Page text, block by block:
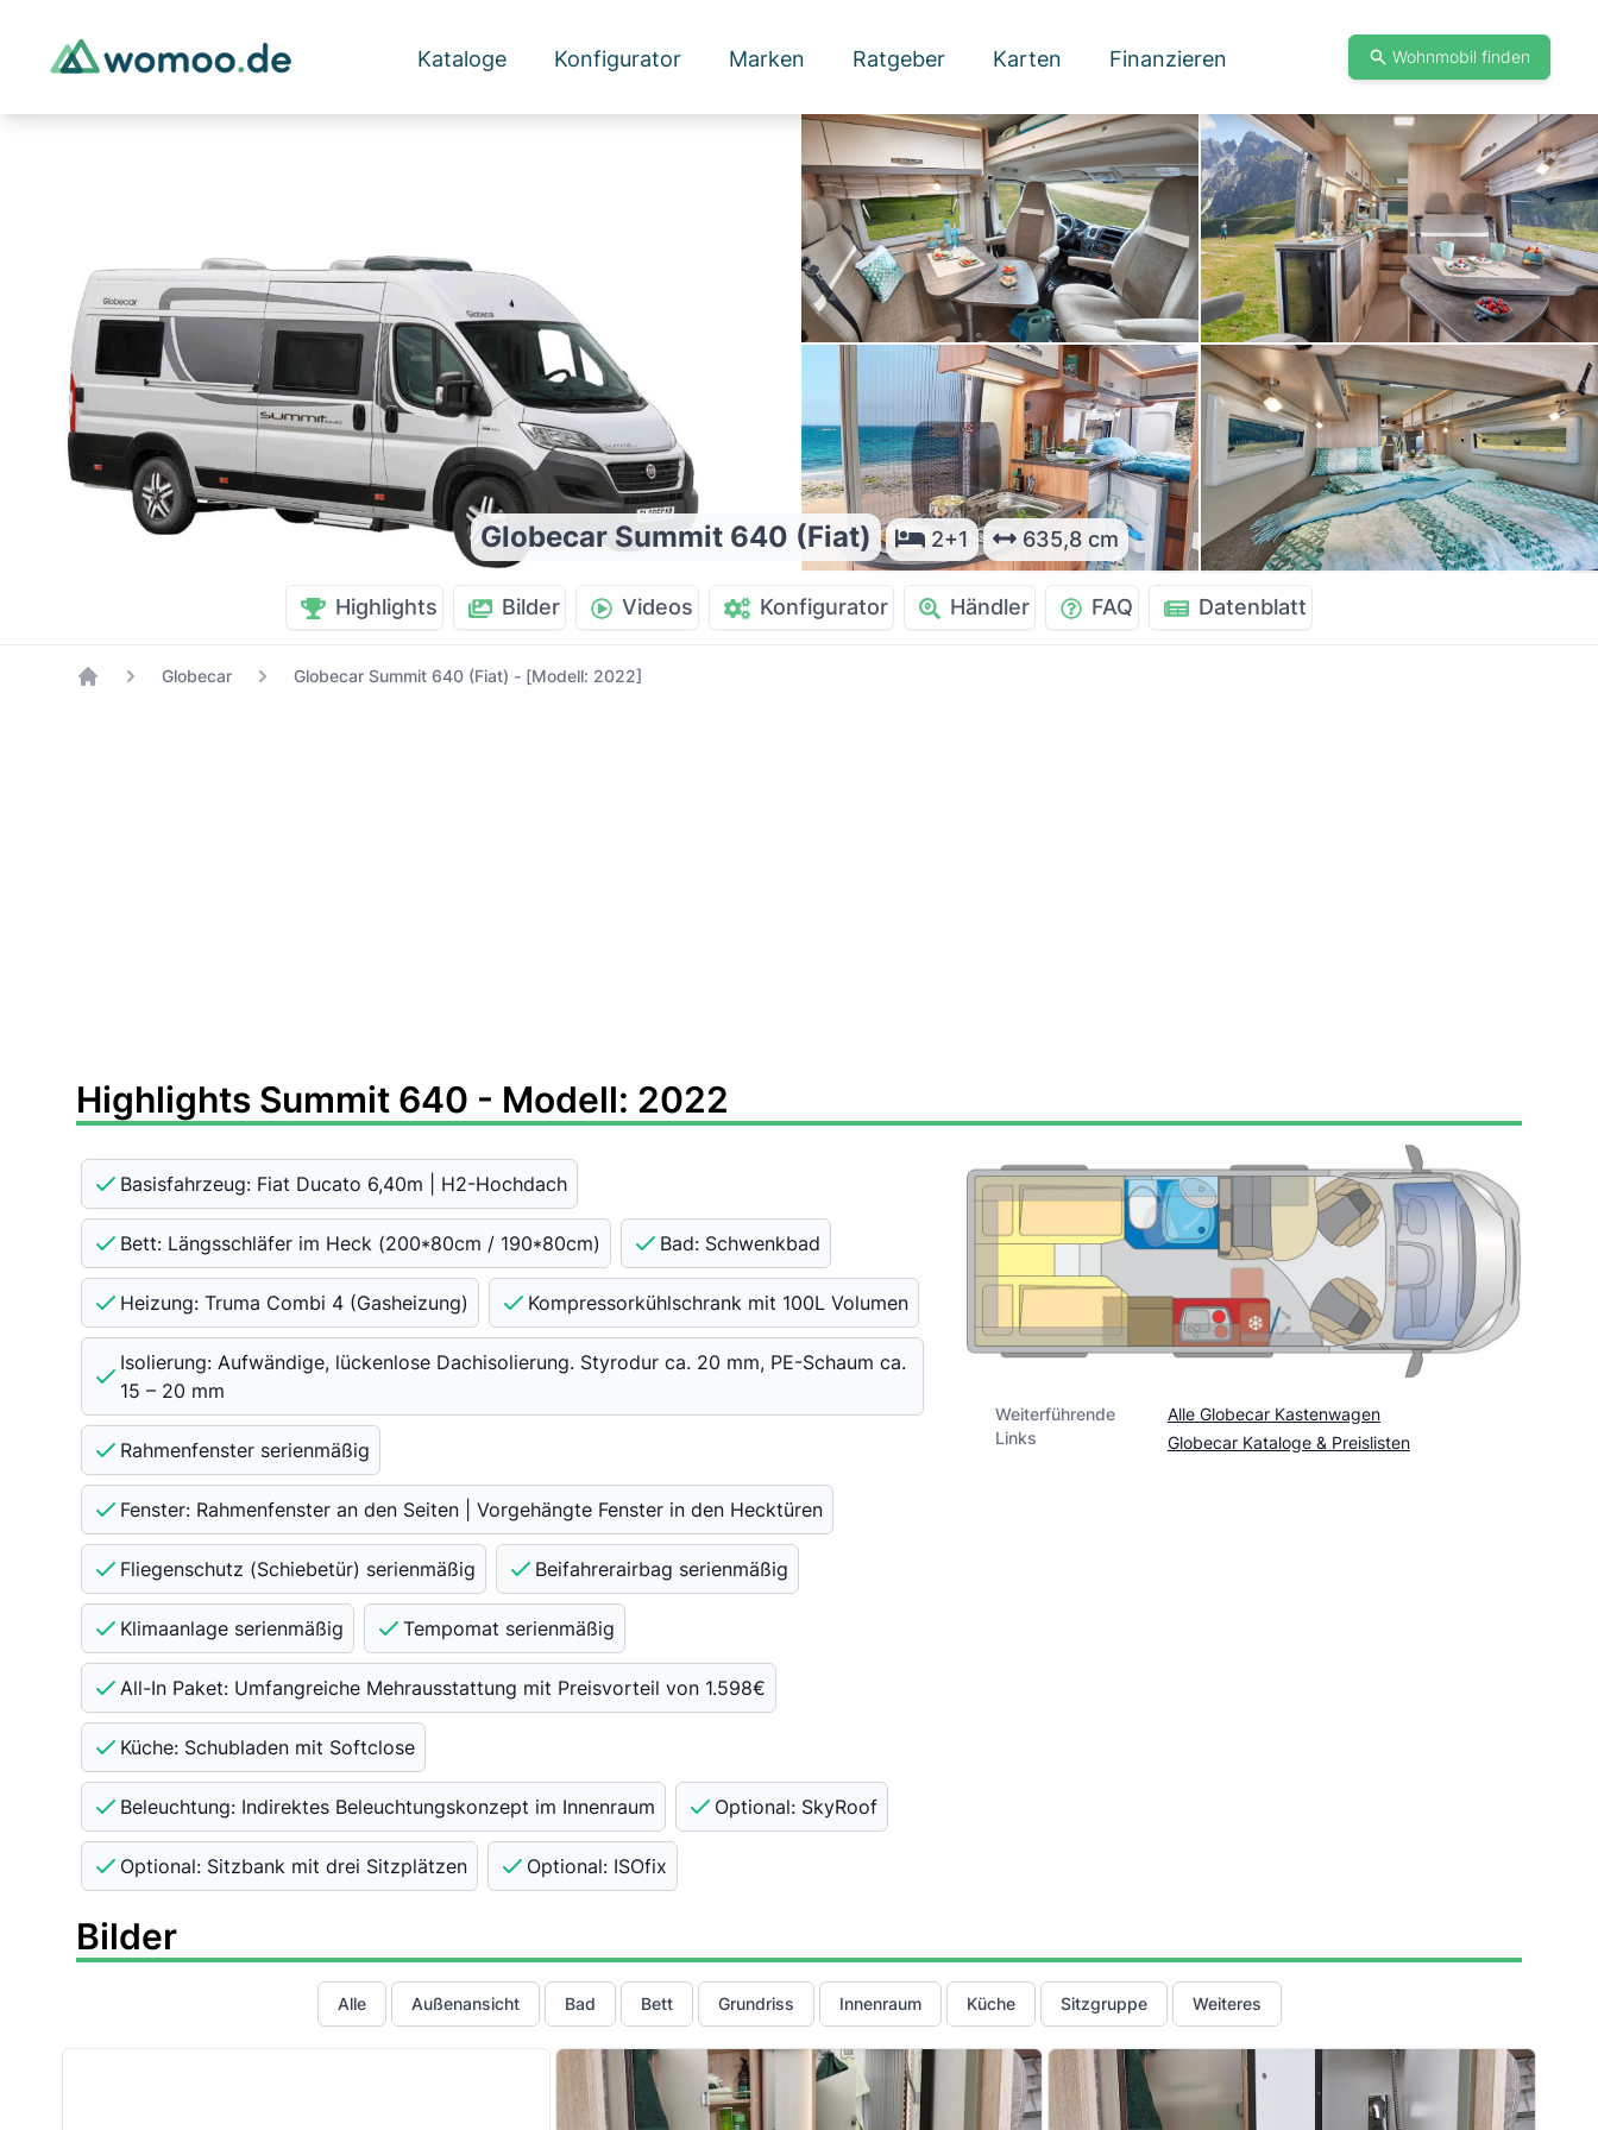
Kataloge Konfigurator Marken Ratgeber Karten Finanzieren Wohnmobil finden
Globecar Summit 640 (Fiat) 2+1 635,8 cm
Highlights Bilder Videos Konfigurator Händler FAQ Datenblatt
Globecar Globecar Summit 640 (Fiat) - [Modell: 2022]
Highlights Summit 640 - Modell: 2022
Basisfahrzeug: Fiat Ducato 6,40m | H2-Hochdach
Bett: Längsschläfer im Heck (200*80cm / 190*80cm) Bad: Schwenkbad
Heizung: Truma Combi 4 (Gasheizung) Kompressorkühlschrank mit 100L Volumen
Isolierung: Aufwändige, lückenlose Dachisolierung. Styrodur ca. 20 mm, PE-Schaum ca.
15 – 20 mm
Rahmenfenster serienmäßig
Fenster: Rahmenfenster an den Seiten | Vorgehängte Fenster in den Hecktüren
Fliegenschutz (Schiebetür) serienmäßig Beifahrerairbag serienmäßig
Klimaanlage serienmäßig Tempomat serienmäßig
All-In Paket: Umfangreiche Mehrausstattung mit Preisvorteil von 1.598€
Küche: Schubladen mit Softclose
Beleuchtung: Indirektes Beleuchtungskonzept im Innenraum Optional: SkyRoof
Optional: Sitzbank mit drei Sitzplätzen Optional: ISOfix
Weiterführende
Links
Alle Globecar Kastenwagen
Globecar Kataloge & Preislisten
Bilder
Alle Außenansicht Bad Bett Grundriss Innenraum Küche Sitzgruppe Weiteres